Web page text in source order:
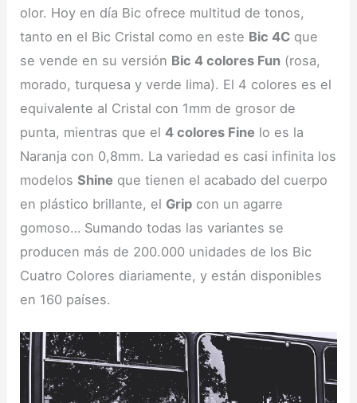
olor. Hoy en día Bic ofrece multitud de tonos,
tanto en el Bic Cristal como en este Bic 4C que
se vende en su versión Bic 4 colores Fun (rosa,
morado, turquesa y verde lima). El 4 colores es el
equivalente al Cristal con 1mm de grosor de
punta, mientras que el4 colores Fine lo es la
Naranja con 0,8mm. La variedad es casi infinita los
modelosShine que tienen el acabado del cuerpo
en plástico brillante, el Grip con un agarre
gomoso… Sumando todas las variantes se
producen más de 200.000 unidades de los Bic
Cuatro Colores diariamente, y están disponibles
en 160 países.